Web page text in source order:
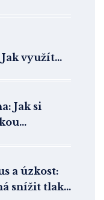
využít
Jak si
a úzkost:
snížit tlak